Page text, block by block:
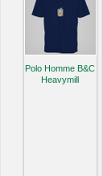
Polo Homme B&C
Heavymill